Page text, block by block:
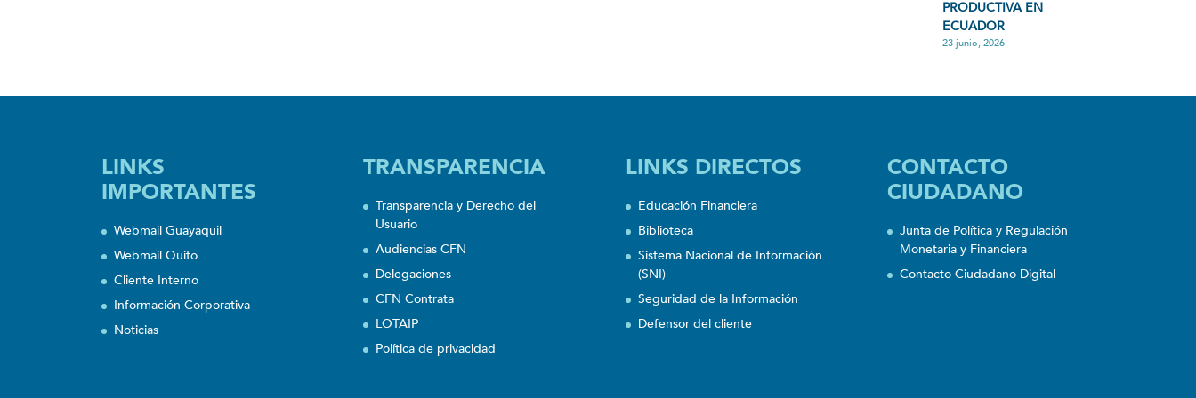
PRODUCTIVA EN
ECUADOR
23 junio, 2026
LINKS
IMPORTANTES
Webmail Guayaquil
Webmail Quito
Cliente Interno
Información Corporativa
Noticias
TRANSPARENCIA
Transparencia y Derecho del
Usuario
Audiencias CFN
Delegaciones
CFN Contrata
LOTAIP
Política de privacidad
LINKS DIRECTOS
Educación Financiera
Biblioteca
Sistema Nacional de Información
(SNI)
Seguridad de la Información
Defensor del cliente
CONTACTO
CIUDADANO
Junta de Política y Regulación
Monetaria y Financiera
Contacto Ciudadano Digital